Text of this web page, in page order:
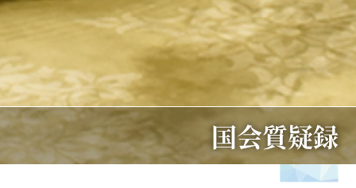
国会質疑録